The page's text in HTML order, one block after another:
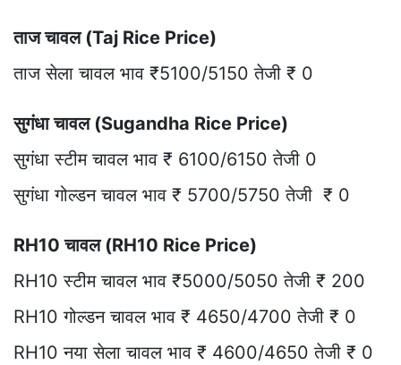
ताज चावल (Taj Rice Price)
ताज सेला चावल भाव ₹5100/5150 तेजी ₹ 0
सुगंधा चावल (Sugandha Rice Price)
सुगंधा स्टीम चावल भाव ₹ 6100/6150 तेजी 0
सुगंधा गोल्डन चावल भाव ₹ 5700/5750 तेजी ₹ 0
RH10 चावल (RH10 Rice Price)
RH10 स्टीम चावल भाव ₹5000/5050 तेजी ₹ 200
RH10 गोल्डन चावल भाव ₹ 4650/4700 तेजी ₹ 0
RH10 नया सेला चावल भाव ₹ 4600/4650 तेजी ₹ 0